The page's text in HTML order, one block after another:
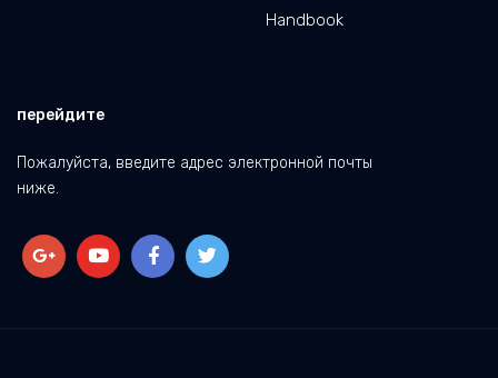
Handbook
перейдите
Пожалуйста, введите адрес электронной почты
ниже.